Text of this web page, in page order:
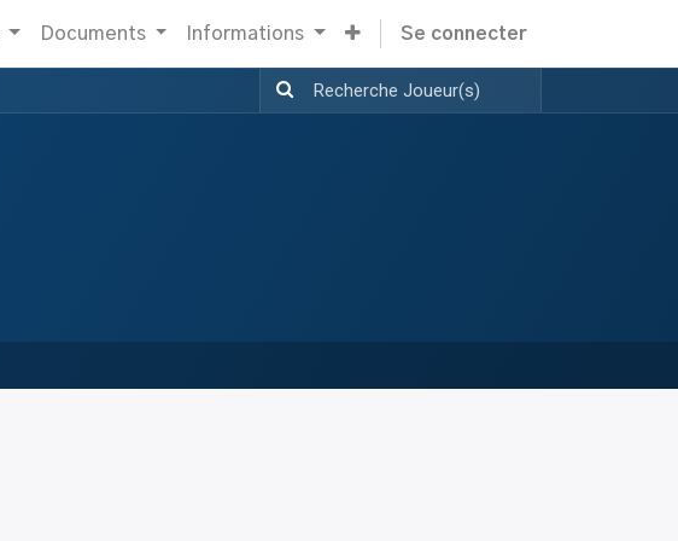
Documents Informations Se connecter